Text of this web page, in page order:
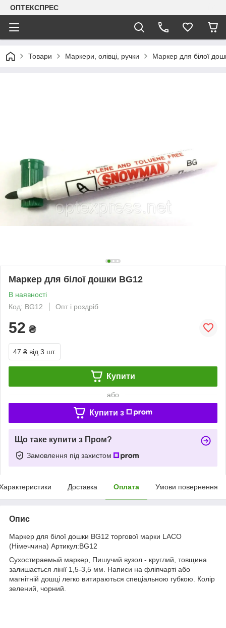
ОПТЕКСПРЕС
Товари Маркери, олівці, ручки Маркер для білої
Маркер для білої дошки BG12
В наявності
Код: BG12
Опт і роздріб
52 ₴
47 ₴ від 3 шт.
Купити
або
Купити з
Що таке купити з Пром?
Замовлення під захистом
Доставка Оплата Умови повернення
Опис
Маркер для білої дошки BG12 торгової марки LACO
(Німеччина) Артикул:BG12
Сухостираемый маркер, Пишучий вузол - круглий, товщина
залишається лінії 1,5-3,5 мм. Написи на фліпчарті або
магнітній дошці легко витираються спеціальною губкою. Колір
зелений, чорний.